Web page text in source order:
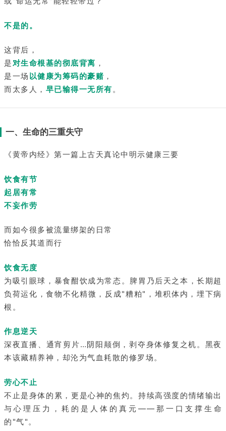
不是的。
这背后，
是对生命根基的彻底背离 ，
是一场 以健康为筹码的豪赌 ，
而太多人， 早已输得一无所有。
一、生命的三重失守
《黄帝内经》第一篇上古天真论中明示健康三要
饮食有节
起居有常
不妄作劳
而如今很多被流量绑架的日常
恰恰反其道而行
饮食无度
为吸引眼球，暴食酣饮成为常态。脾胃乃后天之本，长期超
负荷运化，食物不化精微，反成"糟粕"，堆积体内，埋下病
根。
作息逆天
深夜直播、通宵剪片…阴阳颠倒，剥夺身体修复之机。黑夜
本该藏精养神，却沦为气血耗散的修罗场。
劳心不止
不止是身体的累，更是心神的焦灼。持续高强度的情绪输出
与心理压力，耗的是人体的真元——那一口支撑生命
的"气"。